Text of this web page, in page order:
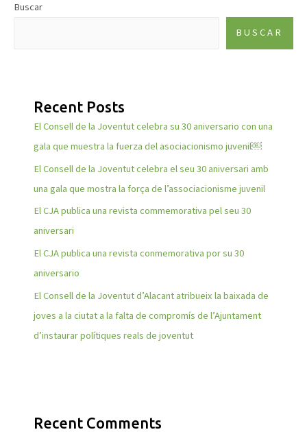
Buscar
BUSCAR
Recent Posts
El Consell de la Joventut celebra su 30 aniversario con una
gala que muestra la fuerza del asociacionismo juvenil￼
El Consell de la Joventut celebra el seu 30 aniversari amb
una gala que mostra la força de l’associacionisme juvenil
El CJA publica una revista commemorativa pel seu 30
aniversari
El CJA publica una revista conmemorativa por su 30
aniversario
El Consell de la Joventut d’Alacant atribueix la baixada de
joves a la ciutat a la falta de compromís de l’Ajuntament
d’instaurar polítiques reals de joventut
Recent Comments